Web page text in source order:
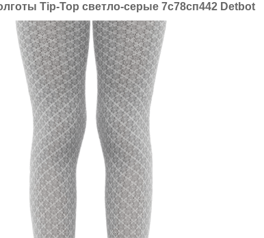
Tip-Top светло-серые 7с78сп442 Detbot